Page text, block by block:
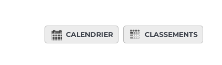
CALENDRIER CLASSEMENTS